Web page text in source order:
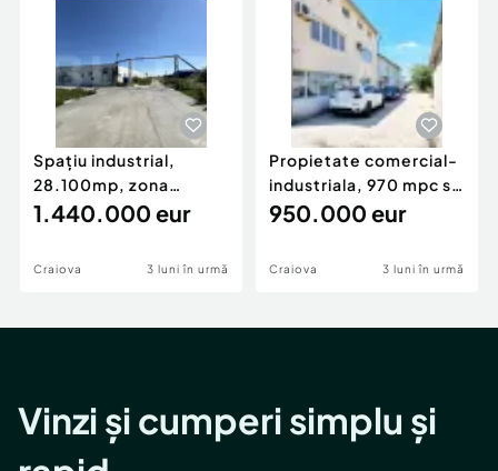
Spațiu industrial,
28.100mp, zona
Bucovăț
1.440.000 eur
Craiova 3 luni în urmă
Propietate comercial-
industriala, 970 mpc si
3150 mp teren c
950.000 eur
Craiova 3 luni în urmă
Vinzi și cumperi simplu și